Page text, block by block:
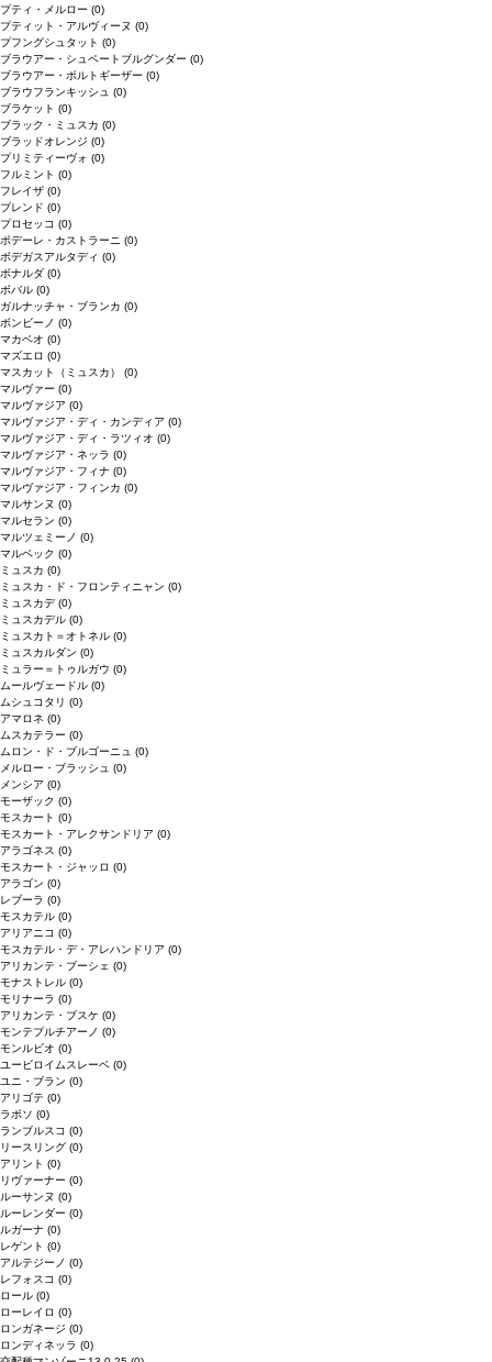
プティ・メルロー (0)
プティット・アルヴィーヌ (0)
プフングシュタット (0)
ブラウアー・シュペートブルグンダー (0)
ブラウアー・ポルトギーザー (0)
ブラウフランキッシュ (0)
ブラケット (0)
ブラック・ミュスカ (0)
ブラッドオレンジ (0)
プリミティーヴォ (0)
フルミント (0)
フレイザ (0)
ブレンド (0)
プロセッコ (0)
ポデーレ・カストラーニ (0)
ボデガスアルタディ (0)
ボナルダ (0)
ボバル (0)
ガルナッチャ・ブランカ (0)
ボンビーノ (0)
マカベオ (0)
マズエロ (0)
マスカット（ミュスカ） (0)
マルヴァー (0)
マルヴァジア (0)
マルヴァジア・ディ・カンディア (0)
マルヴァジア・ディ・ラツィオ (0)
マルヴァジア・ネッラ (0)
マルヴァジア・フィナ (0)
マルヴァジア・フィンカ (0)
マルサンヌ (0)
マルセラン (0)
マルツェミーノ (0)
マルベック (0)
ミュスカ (0)
ミュスカ・ド・フロンティニャン (0)
ミュスカデ(0)
ミュスカデル (0)
ミュスカト＝オトネル (0)
ミュスカルダン (0)
ミュラー＝トゥルガウ (0)
ムールヴェードル (0)
ムシュコタリ (0)
アマロネ (0)
ムスカテラー (0)
ムロン・ド・ブルゴーニュ (0)
メルロー・ブラッシュ (0)
メンシア (0)
モーザック (0)
モスカート (0)
モスカート・アレクサンドリア (0)
アラゴネス (0)
モスカート・ジャッロ (0)
アラゴン (0)
レブーラ (0)
モスカテル (0)
アリアニコ (0)
モスカテル・デ・アレハンドリア (0)
アリカンテ・ブーシェ (0)
モナストレル (0)
モリナーラ (0)
アリカンテ・ブスケ (0)
モンテプルチアーノ (0)
モンルビオ (0)
ユービロイムスレーベ (0)
ユニ・ブラン (0)
アリゴテ (0)
ラボソ (0)
ランブルスコ (0)
リースリング (0)
アリント (0)
リヴァーナー (0)
ルーサンヌ (0)
ルーレンダー (0)
ルガーナ (0)
レゲント (0)
アルテジーノ (0)
レフォスコ (0)
ロール (0)
ローレイロ (0)
ロンガネージ (0)
ロンディネッラ (0)